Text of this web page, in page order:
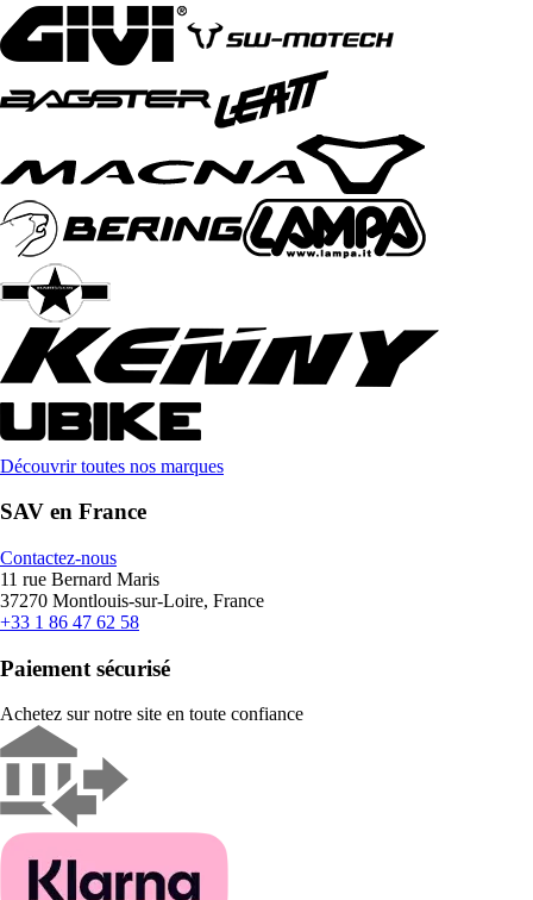
Découvrir toutes nos marques
SAV en France
Contactez-nous
11 rue Bernard Maris
37270 Montlouis-sur-Loire, France
+33 1 86 47 62 58
Paiement sécurisé
Achetez sur notre site en toute confiance